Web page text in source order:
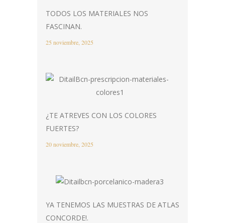
TODOS LOS MATERIALES NOS
FASCINAN.
25 noviembre, 2025
¿TE ATREVES CON LOS COLORES
FUERTES?
20 noviembre, 2025
YA TENEMOS LAS MUESTRAS DE ATLAS
CONCORDE!.